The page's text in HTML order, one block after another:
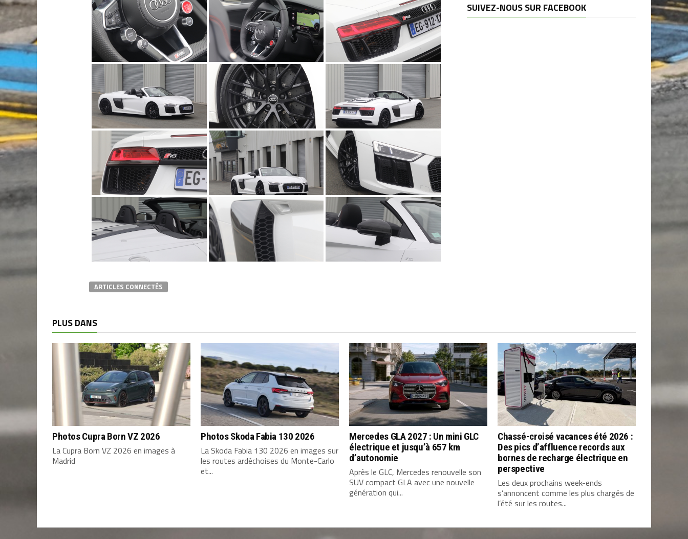
ARTICLES CONNECTÉS
SUIVEZ-NOUS SUR FACEBOOK
PLUS DANS
Photos Cupra Born VZ 2026
La Cupra Born VZ 2026 en images à
Madrid
Photos Skoda Fabia 130 2026
La Skoda Fabia 130 2026 en images sur
les routes ardéchoises du Monte-Carlo
et...
Mercedes GLA 2027 : Un mini GLC
électrique et jusqu’à 657 km
d’autonomie
Après le GLC, Mercedes renouvelle son
SUV compact GLA avec une nouvelle
génération qui...
Chassé-croisé vacances été 2026 :
Des pics d’affluence records aux
bornes de recharge électrique en
perspective
Les deux prochains week-ends
s’annoncent comme les plus chargés de
l’été sur les routes...